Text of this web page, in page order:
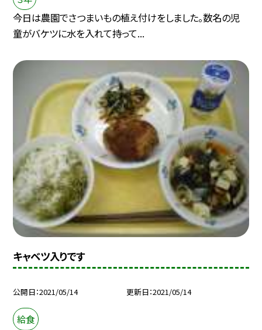
今日は農園でさつまいもの植え付けをしました。数名の児
童がバケツに水を入れて持って...
キャベツ入りです
公開日 2021/05/14 更新日 2021/05/14
給食